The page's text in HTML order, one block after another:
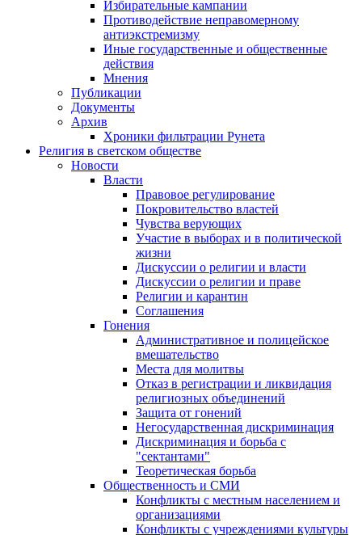
Избирательные кампании
Противодействие неправомерному
антиэкстремизму
Иные государственные и общественные
действия
Мнения
Публикации
Документы
Архив
Хроники фильтрации Рунета
Религия в светском обществе
Новости
Власти
Правовое регулирование
Покровительство властей
Чувства верующих
Участие в выборах и в политической
жизни
Дискуссии о религии и власти
Дискуссии о религии и праве
Религии и карантин
Соглашения
Гонения
Административное и полицейское
вмешательство
Места для молитвы
Отказ в регистрации и ликвидация
религиозных объединений
Защита от гонений
Негосударственная дискриминация
Дискриминация и борьба с
"сектантами"
Теоретическая борьба
Общественность и СМИ
Конфликты с местным населением и
организациями
Конфликты с учреждениями культуры